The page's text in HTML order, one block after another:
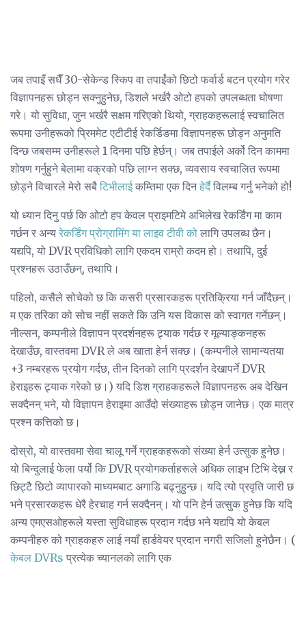
जब तपाइँ सधैँ 30-सेकेन्ड स्किप वा तपाईंको छिटो फर्वार्ड बटन प्रयोग गरेर
विज्ञापनहरू छोड्न सक्नुहुनेछ, डिशले भर्खरै ओटो हपको उपलब्धता घोषणा
गरे। यो सुविधा, जुन भर्खरै सक्षम गरिएको थियो, ग्राहकहरूलाई स्वचालित
रूपमा उनीहरूको प्रिममेट एटीटीई रेकर्डिङमा विज्ञापनहरू छोड्न अनुमति
दिन्छ जबसम्म उनीहरूले 1 दिनमा पछि हेर्छन्। जब तपाईले अर्को दिन काममा
शोषण गर्नुहुने बेलामा वक्रको पछि लाग्न सक्छ, व्यवसाय स्वचालित रूपमा
छोड्ने विचारले मेरो सबै टिभीलाईकम्तिमा एक दिनहेर्दैविलम्ब गर्नु भनेको हो!
यो ध्यान दिनु पर्छ कि ओटो हप केवल प्राइमटिमे अभिलेख रेकर्डिंग मा काम
गर्छन र अन्य रेकर्डिंग प्रोग्रामिंग या लाइव टीवी को लागि उपलब्ध छैन।
यद्यपि, यो DVR प्रविधिको लागि एकदम राम्रो कदम हो। तथापि, दुई
प्रश्नहरू उठाउँछन्, तथापि।
पहिलो, कसैले सोचेको छ कि कसरी प्रसारकहरू प्रतिक्रिया गर्न जाँदैछन्।
म एक तरिका को सोच नहीं सकते कि उनि यस विकास को स्वागत गर्नेछन्।
नील्सन, कम्पनीले विज्ञापन प्रदर्शनहरू ट्र्याक गर्दछ र मूल्याङ्कनहरू
देखाउँछ, वास्तवमा DVR ले अब खाता हेर्न सक्छ। (कम्पनीले सामान्यतया
+3 नम्बरहरू प्रयोग गर्दछ, तीन दिनको लागि प्रदर्शन देखापर्ने DVR
हेराइहरू ट्र्याक गरेको छ।) यदि डिश ग्राहकहरूले विज्ञापनहरू अब देखिन
सक्दैनन् भने, यो विज्ञापन हेराइमा आउँदो संख्याहरू छोड्न जानेछ। एक मात्र
प्रश्न कत्तिको छ।
दोस्रो, यो वास्तवमा सेवा चालू गर्ने ग्राहकहरूको संख्या हेर्न उत्सुक हुनेछ।
यो बिन्दुलाई फेला पर्यो कि DVR प्रयोगकर्ताहरूले अधिक लाइभ टिभि देख्न र
छिट्टै छिटो व्यापारको माध्यमबाट अगाडि बढ्नुहुन्छ। यदि त्यो प्रवृति जारी छ
भने प्रसारकहरू धेरै हेरचाह गर्न सक्दैनन्। यो पनि हेर्न उत्सुक हुनेछ कि यदि
अन्य एमएसओहरूले यस्ता सुविधाहरू प्रदान गर्दछ भने यद्यपि यो केबल
कम्पनीहरु को ग्राहकहरु लाई नयाँ हार्डवेयर प्रदान नगरी सजिलो हुनेछैन। (
केबल DVRs प्रत्येक च्यानलको लागि एक